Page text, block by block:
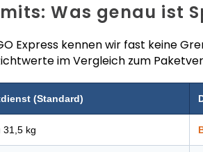
Was genau ist
Express kennen wir fast keine
im Vergleich zum
(Standard)
31,5 kg